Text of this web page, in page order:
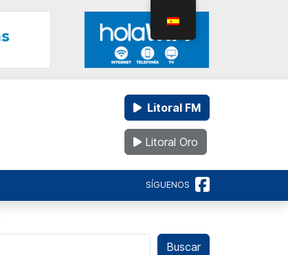
Litoral FM
Litoral Oro
SÍGUENOS
Buscar